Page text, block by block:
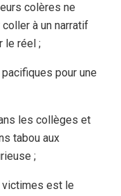
colères ne
à un narratif
le réel ;
pour une
les collèges et
tabou aux
;
victimes est le